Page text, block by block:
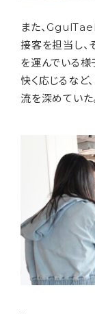
また、
接客を担当し
を運んでいる様
快く応じるなど
流を深めていた